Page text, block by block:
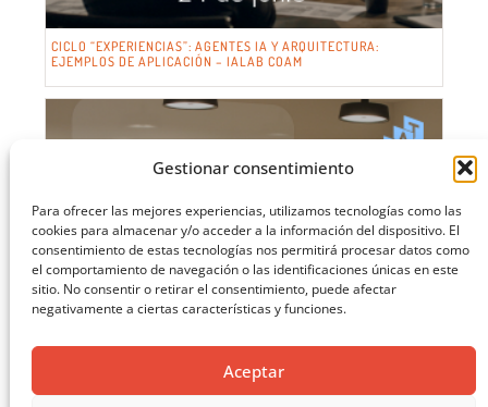
Gestionar consentimiento
Para ofrecer las mejores experiencias, utilizamos tecnologías como las
cookies para almacenar y/o acceder a la información del dispositivo. El
consentimiento de estas tecnologías nos permitirá procesar datos como
el comportamiento de navegación o las identificaciones únicas en este
sitio. No consentir o retirar el consentimiento, puede afectar
negativamente a ciertas características y funciones.
Aceptar
CICLO “EXPERIENCIAS”: AGENTES IA Y ARQUITECTURA:
EJEMPLOS DE APLICACIÓN – IALAB COAM